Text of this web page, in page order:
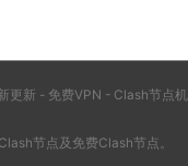
更新 - 免费VPN - Clash节点机
Clash节点 及 免费Clash节点 。